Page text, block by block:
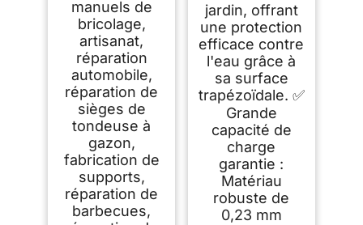
manuels de
bricolage,
artisanat,
réparation
automobile,
réparation de
sièges de
tondeuse à
gazon,
fabrication de
supports,
réparation de
barbecues,
jardin, offrant
une protection
efficace contre
l'eau grâce à
sa surface
trapézoïdale. ✅
Grande
capacité de
charge
garantie :
Matériau
robuste de
0,23 mm